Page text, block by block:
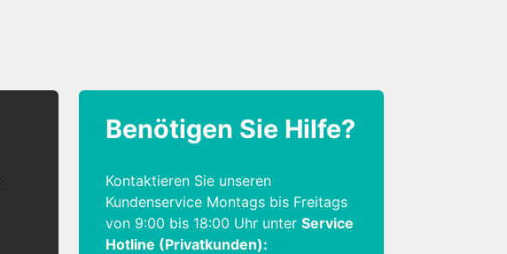
Benötigen Sie Hilfe?
Kontaktieren Sie unseren
Kundenservice Montags bis Freitags
von 9:00 bis 18:00 Uhr unter Service
Hotline (Privatkunden):